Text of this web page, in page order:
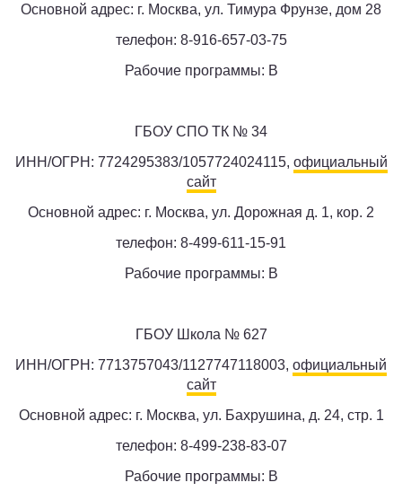
Основной адрес: г. Москва, ул. Тимура Фрунзе, дом 28
телефон: 8-916-657-03-75
Рабочие программы: B
ГБОУ СПО ТК № 34
ИНН/ОГРН: 7724295383/1057724024115, официальный
сайт
Основной адрес: г. Москва, ул. Дорожная д. 1, кор. 2
телефон: 8-499-611-15-91
Рабочие программы: B
ГБОУ Школа № 627
ИНН/ОГРН: 7713757043/1127747118003, официальный
сайт
Основной адрес: г. Москва, ул. Бахрушина, д. 24, стр. 1
телефон: 8-499-238-83-07
Рабочие программы: B